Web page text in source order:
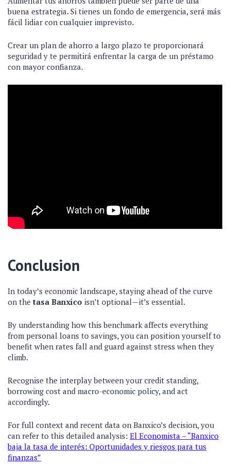
buena estrategia. Si tienes un fondo de emergencia, será más
fácil lidiar con cualquier imprevisto.
Crear un plan de ahorro a largo plazo te proporcionará
seguridad y te permitirá enfrentar la carga de un préstamo
con mayor confianza.
Conclusion
In today’s economic landscape, staying ahead of the curve
on thetasa Banxico isn’t optional—it’s essential.
By understanding how this benchmark affects everything
from personal loans to savings, you can position yourself to
benefit when rates fall and guard against stress when they
climb.
Recognise the interplay between your credit standing,
borrowing cost and macro-economic policy, and act
accordingly.
For full context and recent data on Banxico’s decision, you
can refer to this detailed analysis: El Economista – “Banxico
baja la tasa de interés: Oportunidades y riesgos para tus
finanzas”